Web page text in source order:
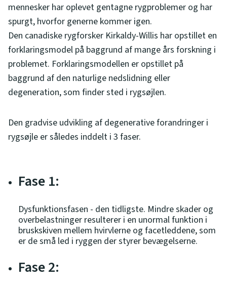
mennesker har oplevet gentagne rygproblemer og har
spurgt, hvorfor generne kommer igen.
Den canadiske rygforsker Kirkaldy-Willis har opstillet en
forklaringsmodel på baggrund af mange års forskning i
problemet. Forklaringsmodellen er opstillet på
baggrund af den naturlige nedslidning eller
degeneration, som finder sted i rygsøjlen.
Den gradvise udvikling af degenerative forandringer i
rygsøjle er således inddelt i 3 faser.
Fase 1:
Dysfunktionsfasen - den tidligste. Mindre skader og
overbelastninger resulterer i en unormal funktion i
bruskskiven mellem hvirvlerne og facetleddene, som
er de små led i ryggen der styrer bevægelserne.
Fase 2: